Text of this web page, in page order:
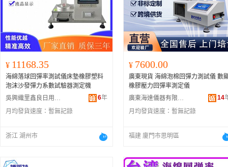
¥ 11168.35
海綿落球回彈率測試儀床墊橡膠塑料
泡沫沙發彈力系數試驗器測定機
吳興織里鑫良日用百貨經營部
6年
月均發貨速度： 暫無記錄
浙江 湖州市
¥ 7600.00
廣東現貨 海綿泡棉回彈力測試儀 數
橡膠壓力回彈率測定儀
廣東海達儀器有限公司
14
月均發貨速度： 暫無記錄
福建 廈門市思明區